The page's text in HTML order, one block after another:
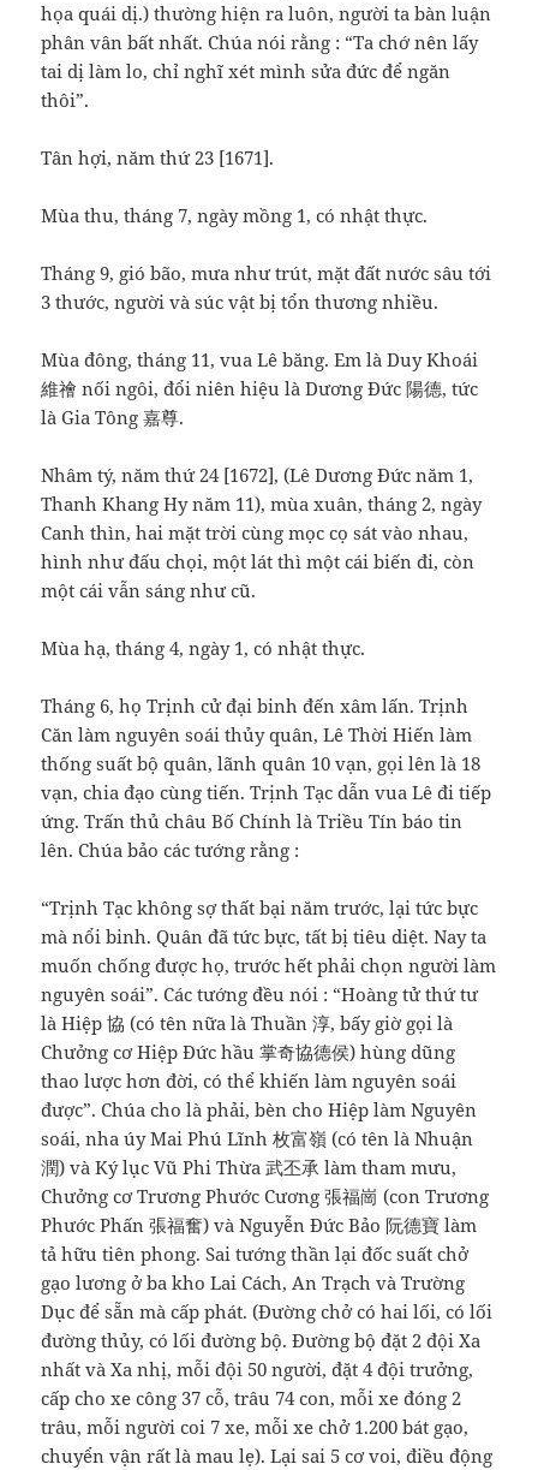
họa quái dị.) thường hiện ra luôn, người ta bàn luận
phân vân bất nhất. Chúa nói rằng : “Ta chớ nên lấy
tai dị làm lo, chỉ nghĩ xét mình sửa đức để ngăn
thôi”.
Tân hợi, năm thứ 23 [1671].
Mùa thu, tháng 7, ngày mồng 1, có nhật thực.
Tháng 9, gió bão, mưa như trút, mặt đất nước sâu tới
3 thước, người và súc vật bị tổn thương nhiều.
Mùa đông, tháng 11, vua Lê băng. Em là Duy Khoái
維禬 nối ngôi, đổi niên hiệu là Dương Đức 陽德, tức
là Gia Tông 嘉尊.
Nhâm tý, năm thứ 24 [1672], (Lê Dương Đức năm 1,
Thanh Khang Hy năm 11), mùa xuân, tháng 2, ngày
Canh thìn, hai mặt trời cùng mọc cọ sát vào nhau,
hình như đấu chọi, một lát thì một cái biến đi, còn
một cái vẫn sáng như cũ.
Mùa hạ, tháng 4, ngày 1, có nhật thực.
Tháng 6, họ Trịnh cử đại binh đến xâm lấn. Trịnh
Căn làm nguyên soái thủy quân, Lê Thời Hiến làm
thống suất bộ quân, lãnh quân 10 vạn, gọi lên là 18
vạn, chia đạo cùng tiến. Trịnh Tạc dẫn vua Lê đi tiếp
ứng. Trấn thủ châu Bố Chính là Triều Tín báo tin
lên. Chúa bảo các tướng rằng :
“Trịnh Tạc không sợ thất bại năm trước, lại tức bực
mà nổi binh. Quân đã tức bực, tất bị tiêu diệt. Nay ta
muốn chống được họ, trước hết phải chọn người làm
nguyên soái”. Các tướng đều nói : “Hoàng tử thứ tư
là Hiệp 協 (có tên nữa là Thuần 淳, bấy giờ gọi là
Chưởng cơ Hiệp Đức hầu 掌奇協德侯) hùng dũng
thao lược hơn đời, có thể khiến làm nguyên soái
được”. Chúa cho là phải, bèn cho Hiệp làm Nguyên
soái, nha úy Mai Phú Lĩnh 枚富嶺 (có tên là Nhuận
潤) và Ký lục Vũ Phi Thừa 武丕承 làm tham mưu,
Chưởng cơ Trương Phước Cương 張福崗 (con Trương
Phước Phấn 張福奮) và Nguyễn Đức Bảo 阮德寶 làm
tả hữu tiên phong. Sai tướng thần lại đốc suất chở
gạo lương ở ba kho Lai Cách, An Trạch và Trường
Dục để sẵn mà cấp phát. (Đường chở có hai lối, có lối
đường thủy, có lối đường bộ. Đường bộ đặt 2 đội Xa
nhất và Xa nhị, mỗi đội 50 người, đặt 4 đội trưởng,
cấp cho xe công 37 cỗ, trâu 74 con, mỗi xe đóng 2
trâu, mỗi người coi 7 xe, mỗi xe chở 1.200 bát gạo,
chuyển vận rất là mau lẹ). Lại sai 5 cơ voi, điều động